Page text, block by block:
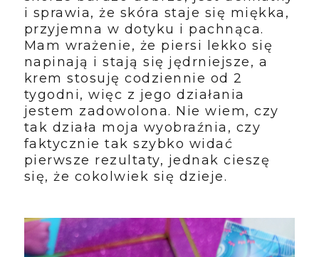
i sprawia, że skóra staje się miękka,
przyjemna w dotyku i pachnąca.
Mam wrażenie, że piersi lekko się
napinają i stają się jędrniejsze, a
krem stosuję codziennie od 2
tygodni, więc z jego działania
jestem zadowolona. Nie wiem, czy
tak działa moja wyobraźnia, czy
faktycznie tak szybko widać
pierwsze rezultaty, jednak cieszę
się, że cokolwiek się dzieje.